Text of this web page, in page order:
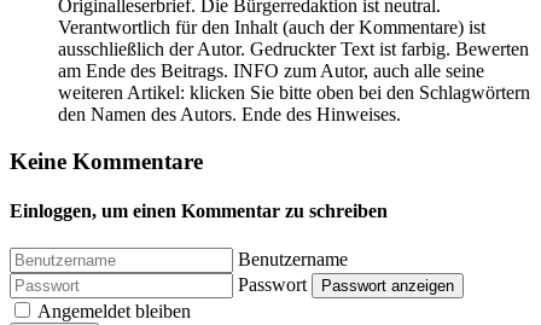
Originalleserbrief. Die Bürgerredaktion ist neutral.
Verantwortlich für den Inhalt (auch der Kommentare) ist
ausschließlich der Autor. Gedruckter Text ist farbig. Bewerten
am Ende des Beitrags. INFO zum Autor, auch alle seine
weiteren Artikel: klicken Sie bitte oben bei den Schlagwörtern
den Namen des Autors. Ende des Hinweises.
Keine Kommentare
Einloggen, um einen Kommentar zu schreiben
Benutzername
Passwort
Passwort anzeigen
Angemeldet bleiben